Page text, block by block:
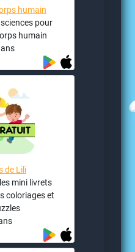
humain
pour
humain
de Lili
mini livrets
coloriages et